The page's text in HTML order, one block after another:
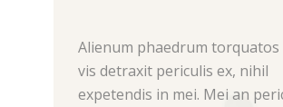
Alienum phaedrum torquatos
vis detraxit periculis ex, nihil
expetendis in mei. Mei an